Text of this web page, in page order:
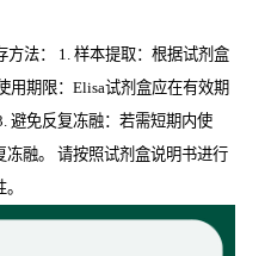
法： 1. 样本提取：根据试剂盒
用期限：Elisa试剂盒应在有效期
避免反复冻融：若需短期内使
融。 请按照试剂盒说明书进行